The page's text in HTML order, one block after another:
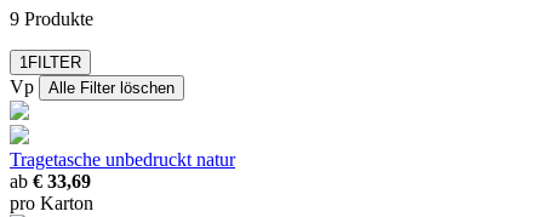
mehr anzeigen
9 Produkte
1FILTER
Vp Alle Filter löschen
Tragetasche unbedruckt natur
ab € 33,69
pro Karton